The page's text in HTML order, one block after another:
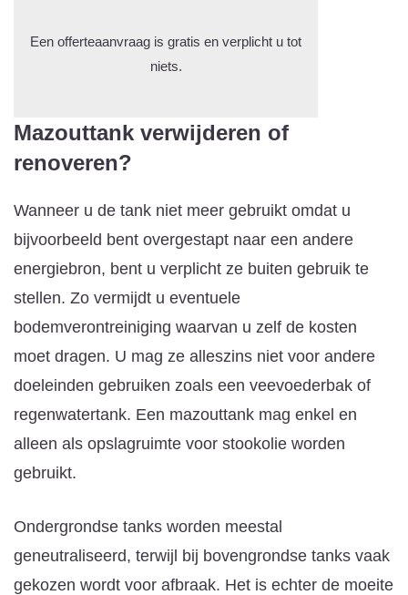
Een offerteaanvraag is gratis en verplicht u tot
niets.
Mazouttank verwijderen of
renoveren?
Wanneer u de tank niet meer gebruikt omdat u
bijvoorbeeld bent overgestapt naar een andere
energiebron, bent u verplicht ze buiten gebruik te
stellen. Zo vermijdt u eventuele
bodemverontreiniging waarvan u zelf de kosten
moet dragen. U mag ze alleszins niet voor andere
doeleinden gebruiken zoals een veevoederbak of
regenwatertank. Een mazouttank mag enkel en
alleen als opslagruimte voor stookolie worden
gebruikt.
Ondergrondse tanks worden meestal
geneutraliseerd, terwijl bij bovengrondse tanks vaak
gekozen wordt voor afbraak. Het is echter de moeite